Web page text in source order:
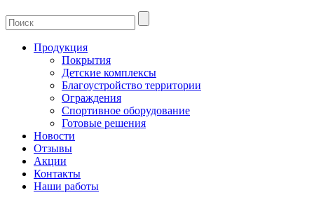
Продукция
Покрытия
Детские комплексы
Благоустройство территории
Ограждения
Спортивное оборудование
Готовые решения
Новости
Отзывы
Акции
Контакты
Наши работы